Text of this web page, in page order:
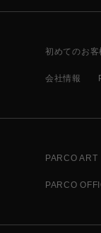
初めてのお客
会社情報
PARCO ART
PARCO